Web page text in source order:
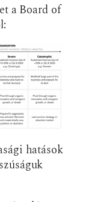
a Board of
hatások